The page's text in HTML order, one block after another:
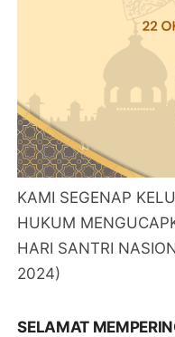
KAMI SEGENAP
HUKUM
HARI SANTRI
2024)
SELAMAT